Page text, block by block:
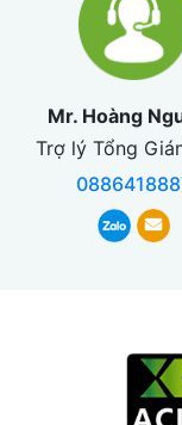
Mr. Hoàng
Trợ lý Tổng